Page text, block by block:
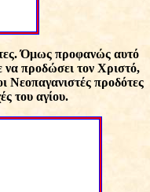
Όμως προφανώς αυτό
να προδώσει τον Χριστό,
Νεοπαγανιστές προδότες
του αγίου.